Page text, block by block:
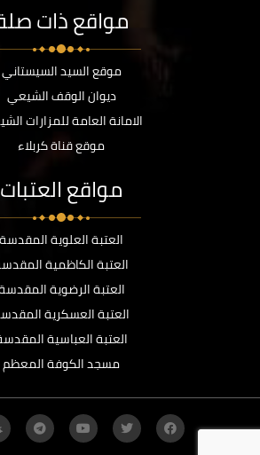
مواقع ذات
موقع السيد السيستاني
ديوان الوقف الشيعي
الامانة العامة للمزارات
موقع قناة كربلاء
مواقع العتبات
العتبة العلوية المقدسة
العتبة الكاظمية
العتبة الرضوية
العتبة العسكرية
العتبة العباسية
مسجد الكوفة المعظم